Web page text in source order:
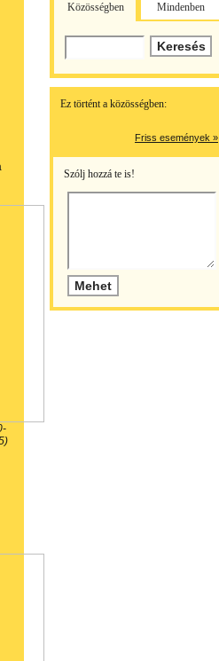
Közösségben Mindenben
Ez történt a közösségben:
Friss események »
Szólj hozzá te is!